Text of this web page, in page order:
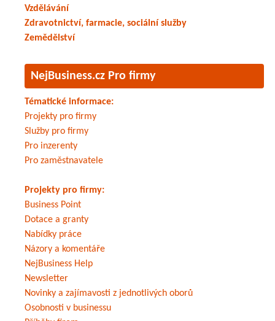
Vzdělávání
Zdravotnictví, farmacie, sociální služby
Zemědělství
NejBusiness.cz Pro firmy
Tématické informace:
Projekty pro firmy
Služby pro firmy
Pro inzerenty
Pro zaměstnavatele
Projekty pro firmy:
Business Point
Dotace a granty
Nabídky práce
Názory a komentáře
NejBusiness Help
Newsletter
Novinky a zajímavosti z jednotlivých oborů
Osobnosti v businessu